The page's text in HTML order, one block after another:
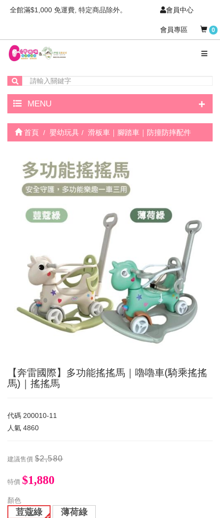
全館滿$1,000 免運費, 特定商品除外。 會員中心
會員專區 0
MENU +
首頁 嬰幼玩具 滑板車｜腳踏車｜防撞防摔配件
【奔雷國際】多功能搖搖馬｜嚕嚕車(騎乘搖搖
馬)｜搖搖馬
代碼 200010-11
人氣 4860
建議售價 $2,580
特價 $1,880
顏色
荳蔻綠 薄荷綠